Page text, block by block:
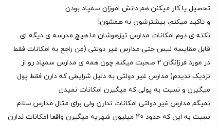
تحصیل یا کار میکنن هم دانش اموزان سمپاد بودن
و تاکید میکنم، بیشترشون نه همشون!
نکته ی دوم امکانات مدارس تیزهوشان ما هیچ مدرسه ی دیگه ای
قابل مقایسه نیس حتی مدارس غیر دولتی (من راجع به امکانات فقط
در مورد فرزانگان 2 صحبت میکنم چون همه ی مدارس سمپاد رو از
نزدیک ندیدم) مدارس غیر دولتی به دلیل شرایطی که دارن فقط پول
میگیرن و نسبت به پولی که میگیرن امکانات نمیدن
نمیگم مدارس غیر دولتی امکانات ندارن ولی برای مثال مدارس سلام
نسبت به این که حدود 40 میلیون شهریه میگیرن واقعا امکانات ندارن